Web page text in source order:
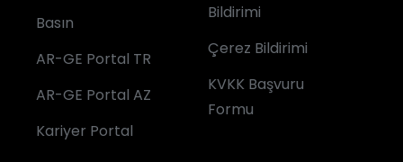
Basın
AR-GE Portal TR
AR-GE Portal AZ
Kariyer Portal
Bildirimi
Çerez Bildirimi
KVKK Başvuru
Formu